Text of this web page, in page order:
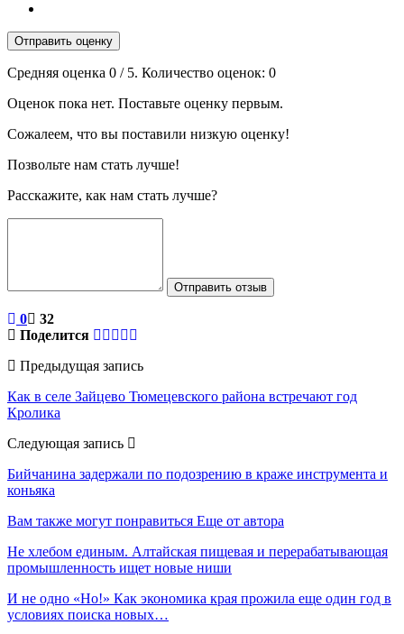
Отправить оценку
Средняя оценка 0 / 5. Количество оценок: 0
Оценок пока нет. Поставьте оценку первым.
Сожалеем, что вы поставили низкую оценку!
Позвольте нам стать лучше!
Расскажите, как нам стать лучше?
Отправить отзыв
0
32
Поделится
Предыдущая запись
Как в селе Зайцево Тюмецевского района встречают год
Кролика
Следующая запись
Бийчанина задержали по подозрению в краже инструмента и
коньяка
Вам также могут понравиться Еще от автора
Не хлебом единым. Алтайская пищевая и перерабатывающая
промышленность ищет новые ниши
И не одно «Но!» Как экономика края прожила еще один год в
условиях поиска новых…